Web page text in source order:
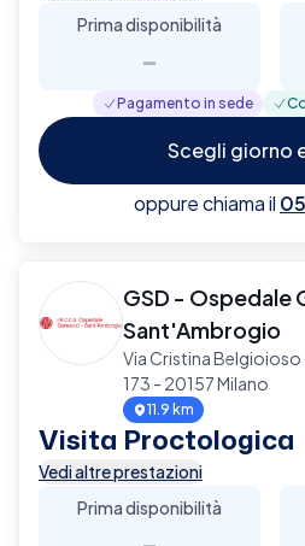
Prima disponibilità
-
Pagamento in sede
Scegli giorno
oppure chiama il
GSD - Ospedale
Sant'Ambrogio
Via Cristina
173 - 20157 Milano
11.9 km
Visita Proctologica
Vedi altre prestazioni
Prima disponibilità